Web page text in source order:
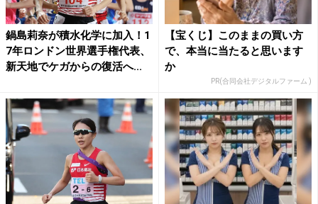
鍋島莉奈が積水化学に加入！1
7年ロンドン世界選手権代表、
新天地でケガからの復活へ...
【宝くじ】このままの買い方
で、本当に当たると思います
か
PR(合同会社デジタルファーム )